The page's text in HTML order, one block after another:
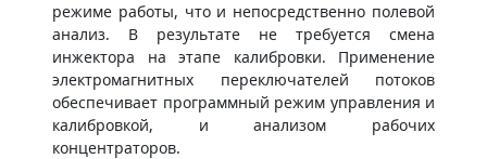
режиме работы, что и непосредственно полевой
анализ. В результате не требуется смена
инжектора на этапе калибровки. Применение
электромагнитных переключателей потоков
обеспечивает программный режим управления и
калибровкой, и анализом рабочих
концентраторов.